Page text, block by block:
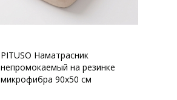
PITUSO Наматрасник
непромокаемый на резинке
микрофибра 90х50 см